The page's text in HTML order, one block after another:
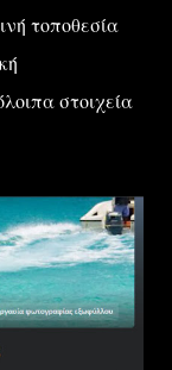
τοποθεσία
στοιχεία